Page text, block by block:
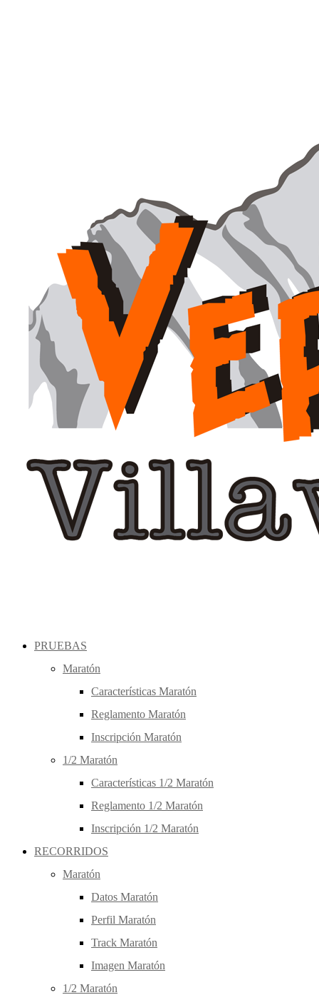
PRUEBAS
Maratón
Características Maratón
Reglamento Maratón
Inscripción Maratón
1/2 Maratón
Características 1/2 Maratón
Reglamento 1/2 Maratón
Inscripción 1/2 Maratón
RECORRIDOS
Maratón
Datos Maratón
Perfil Maratón
Track Maratón
Imagen Maratón
1/2 Maratón